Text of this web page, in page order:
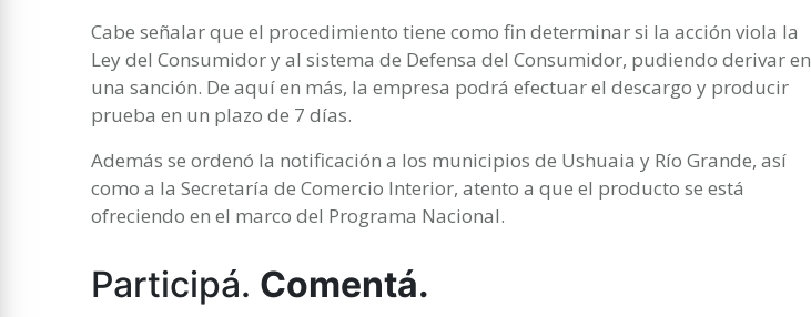
Cabe señalar que el procedimiento tiene como fin determinar si la acción viola la
Ley del Consumidor y al sistema de Defensa del Consumidor, pudiendo derivar en
una sanción. De aquí en más, la empresa podrá efectuar el descargo y producir
prueba en un plazo de 7 días.
Además se ordenó la notificación a los municipios de Ushuaia y Río Grande, así
como a la Secretaría de Comercio Interior, atento a que el producto se está
ofreciendo en el marco del Programa Nacional.
Participá. Comentá.